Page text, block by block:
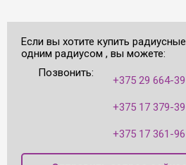
Если вы хотите купить
одним радиусом , вы можете:
Позвонить:
+375 29 664-
+375 17 379-
+375 17 361-